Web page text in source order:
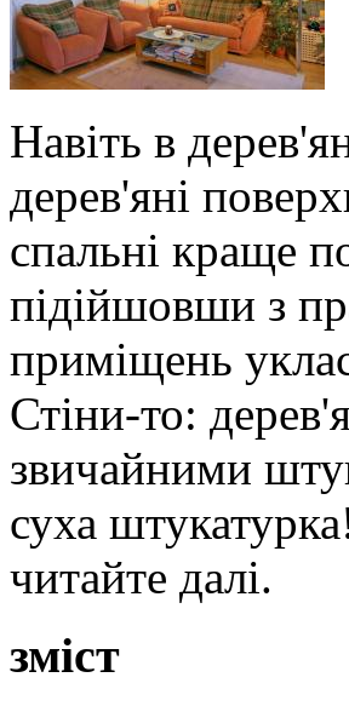
Навіть в
дерев'яні
спальні краще
підійшовши з
приміщень
Стіни-то:
звичайними
суха
читайте далі.
зміст